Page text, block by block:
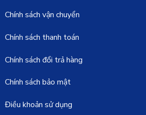
Chính sách vận chuyển
Chính sách thanh toán
Chính sách đổi trả hàng
Chính sách bảo mật
Điều khoản sử dụng